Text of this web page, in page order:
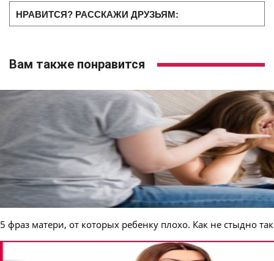
НРАВИТСЯ? РАССКАЖИ ДРУЗЬЯМ:
Вам также понравится
5 фраз матери, от которых ребенку плохо. Как не стыдно